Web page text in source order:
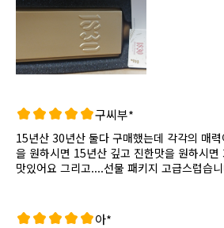
구씨부*
15년산 30년산 둘다 구매했는데 각각의 매
을 원하시면 15년산 깊고 진한맛을 원하시면 30년산 결
맛있어요 그리고....선물 패키지 고급스럽습
아*